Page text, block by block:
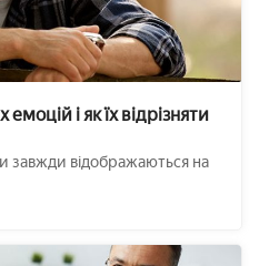
і як їх відрізняти
завжди відображаються на